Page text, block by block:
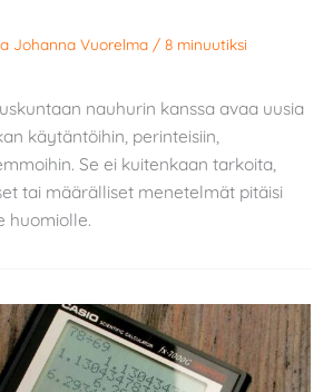
Johanna Vuorelma / 8 minuutiksi
nauhurin kanssa avaa uusia
käytäntöihin, perinteisiin,
Se ei kuitenkaan tarkoita,
tai määrälliset menetelmät pitäisi
huomiolle.